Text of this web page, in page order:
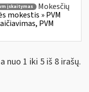
įskaitymas
Mokesčių
mokestis » PVM
PVM
nuo 1 iki 5 iš 8 irašų.